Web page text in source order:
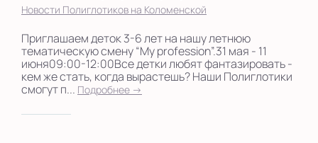
Новости Полиглотиков на Коломенской
Приглашаем деток 3-6 лет на нашу летнюю
тематическую смену “My profession”.31 мая - 11
июня09:00-12:00Все детки любят фантазировать -
кем же стать, когда вырастешь? Наши Полиглотики
смогут п... Подробнее →